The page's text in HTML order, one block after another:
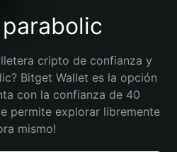
cripto de confianza y
Bitget Wallet es la opción
con la confianza de 40
permite explorar libremente
mismo!